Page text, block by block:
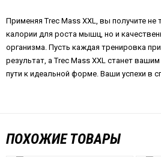
Применяя Trec Mass XXL, вы получите
калории для роста мышц, но и
организма. Пусть каждая тренировка
результат, а Trec Mass XXL станет
пути к идеальной форме. Ваши успехи в
ПОХОЖИЕ ТОВАРЫ